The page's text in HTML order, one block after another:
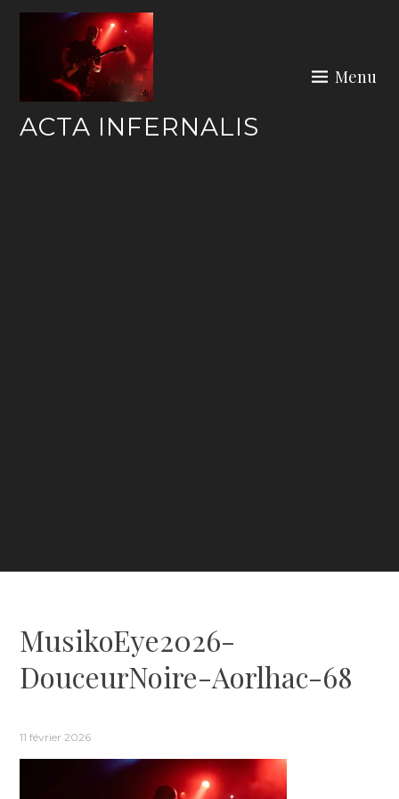
Skip
ACTA INFERNALIS
Menu
MusikoEye2026-
DouceurNoire-Aorlhac-68
11 février 2026